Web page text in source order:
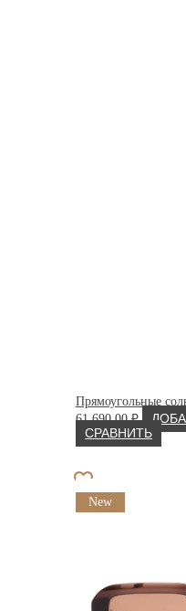
Прямоугольные
61 690.00₽
СРАВНИТЬ
New